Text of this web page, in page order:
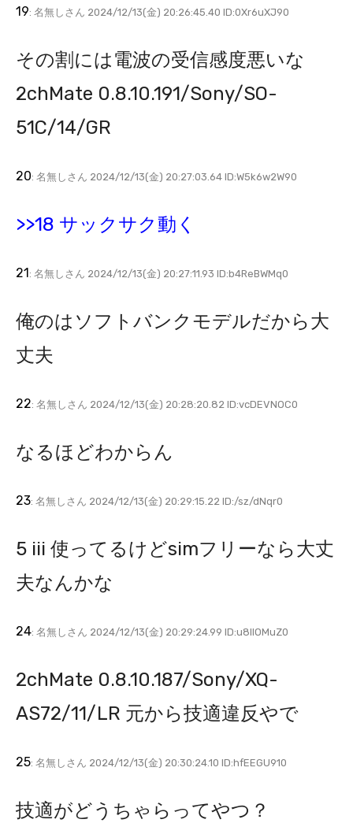
19: 名無しさん 2024/12/13(金) 20:26:45.40 ID:0Xr6uXJ90
その割には電波の受信感度悪いな
2chMate 0.8.10.191/Sony/SO-
51C/14/GR
20: 名無しさん 2024/12/13(金) 20:27:03.64 ID:W5k6w2W90
>>18 サックサク動く
21 : 名無しさん 2024/12/13(金) 20:27:11.93 ID:b4ReBWMq0
俺のはソフトバンクモデルだから大
丈夫
22: 名無しさん 2024/12/13(金) 20:28:20.82 ID:vcDEVNOC0
なるほどわからん
23: 名無しさん 2024/12/13(金) 20:29:15.22 ID:/sz/dNqr0
5 iii 使ってるけどsimフリーなら大丈
夫なんかな
24: 名無しさん 2024/12/13(金) 20:29:24.99 ID:u8IlOMuZ0
2chMate 0.8.10.187/Sony/XQ-
AS72/11/LR 元から技適違反やで
25: 名無しさん 2024/12/13(金) 20:30:24.10 ID:hfEEGU910
技適がどうちゃらってやつ？